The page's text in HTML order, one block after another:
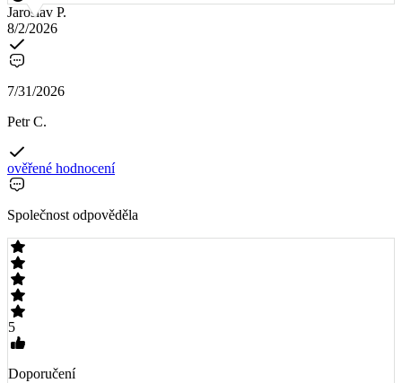
Jaroslav P.
8/2/2026
7/31/2026
Petr C.
ověřené hodnocení
Společnost odpověděla
5
Doporučení